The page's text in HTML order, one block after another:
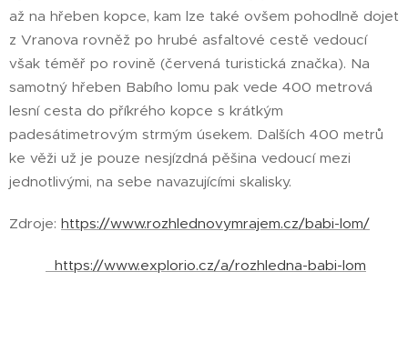
až na hřeben kopce, kam lze také ovšem pohodlně dojet
z Vranova rovněž po hrubé asfaltové cestě vedoucí
však téměř po rovině (červená turistická značka). Na
samotný hřeben Babího lomu pak vede 400 metrová
lesní cesta do příkrého kopce s krátkým
padesátimetrovým strmým úsekem. Dalších 400 metrů
ke věži už je pouze nesjízdná pěšina vedoucí mezi
jednotlivými, na sebe navazujícími skalisky.
Zdroje: https://www.rozhlednovymrajem.cz/babi-lom/
https://www.explorio.cz/a/rozhledna-babi-lom